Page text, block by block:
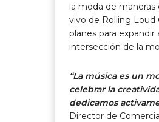
la moda de
vivo de Rolling Loud
planes para
intersección de la
“La música es un
celebrar la
dedicamos
Director de